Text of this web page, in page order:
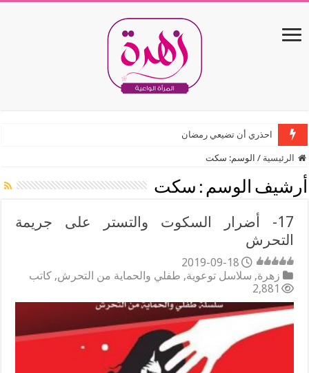
احذري أن تضيعي رمضان
الرئيسية / الوسم: سكت
أرشيف الوسم : سكت
17- أضرار السكوت والتستر على جريمة
التحرش
2019-09-18
زهرة, سلاسل توعوية, طفلي والحماية من التحرش, كاتب
2,881